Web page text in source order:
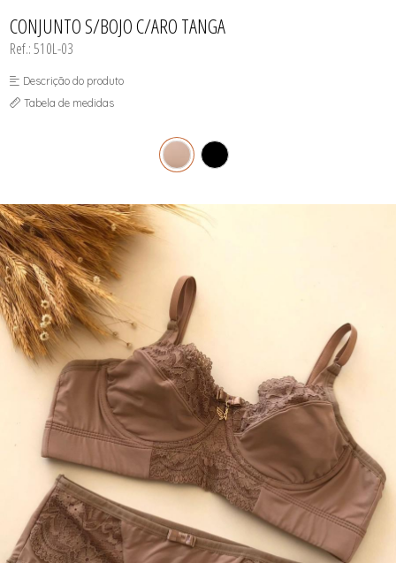
CONJUNTO S/BOJO C/ARO TANGA
Ref.: 510L-03
Descrição do produto
Tabela de medidas